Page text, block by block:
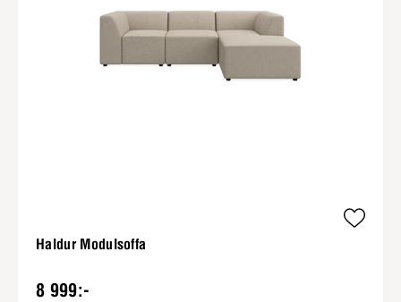
Haldur Modulsoffa
8 999:-